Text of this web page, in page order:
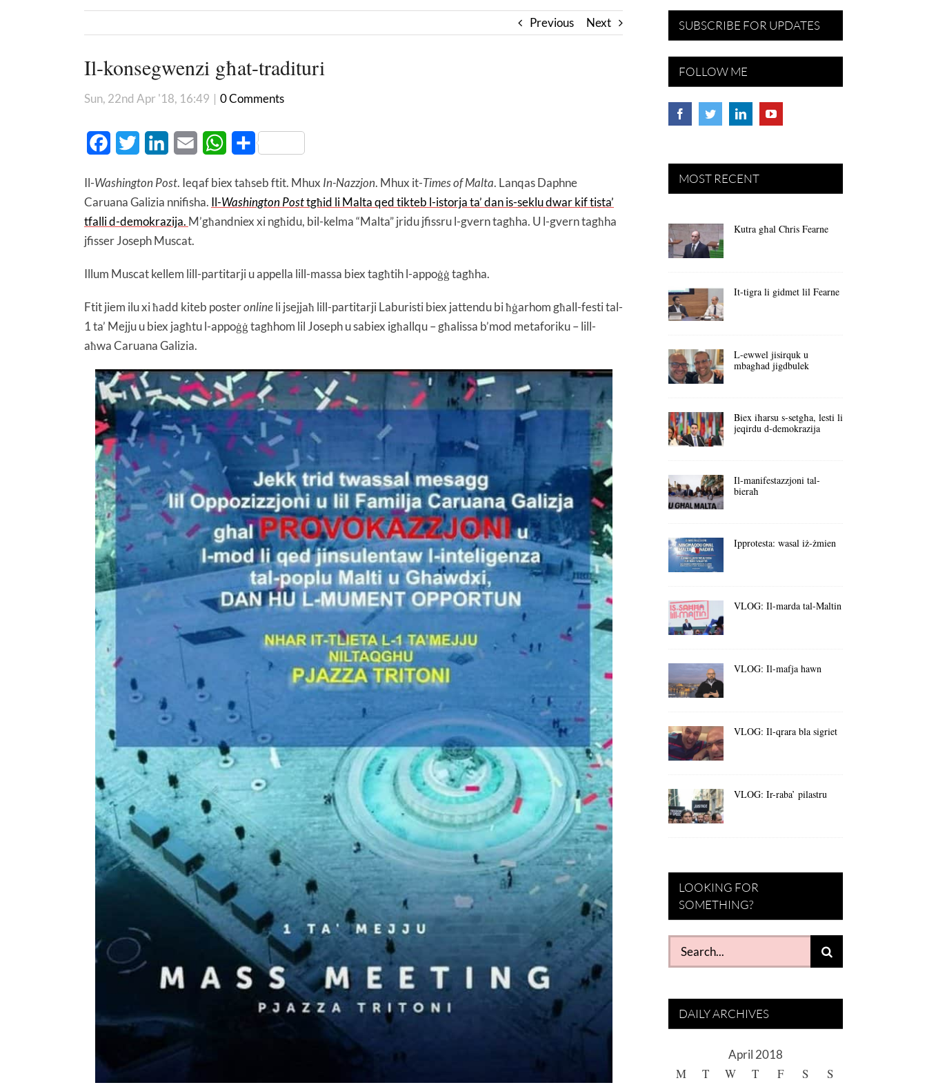
Previous Next
Il-konsegwenzi għat-tradituri
Sun, 22nd Apr '18, 16:49 | 0 Comments
FacebookTwitter LinkedInEmail WhatsApp
Share
Il-Washington Post. Ieqaf biex taħseb ftit. Mhux In-Nazzjon. Mhux it-Times of Malta. Lanqas Daphne
Caruana Galizia nnifisha. Il-Washington Posttgħid li Malta qed tikteb l-istorja ta’ dan is-seklu dwar kif tista’
tfalli d-demokrazija. M’għandniex xi ngħidu, bil-kelma “Malta” jridu jfissru l-gvern tagħha. U l-gvern tagħha
jfisser Joseph Muscat.
Illum Muscat kellem lill-partitarji u appella lill-massa biex tagħtih l-appoġġ tagħha.
Ftit jiem ilu xi ħadd kiteb posteronlineli jsejjaħ lill-partitarji Laburisti biex jattendu bi ħġarhom għall-festi tal-
1 ta’ Mejju u biex jagħtu l-appoġġ tagħhom lil Joseph u sabiex igħallqu – għalissa b’mod metaforiku – lill-
aħwa Caruana Galizia.
SUBSCRIBE FOR UPDATES
FOLLOW ME
MOST RECENT
Kutra għal Chris Fearne
It-tigra li gidmet lil Fearne
L-ewwel jisirquk u
mbagħad jigdbulek
Biex iħarsu s-setgħa, lesti li
jeqirdu d-demokrazija
Il-manifestazzjoni tal-
bieraħ
Ipprotesta: wasal iż-żmien
VLOG: Il-marda tal-Maltin
VLOG: Il-mafja hawn
VLOG: Il-qrara bla sigriet
VLOG: Ir-raba’ pilastru
LOOKING FOR
SOMETHING?
Search
for:
DAILY ARCHIVES
April 2018
M T W T F S S